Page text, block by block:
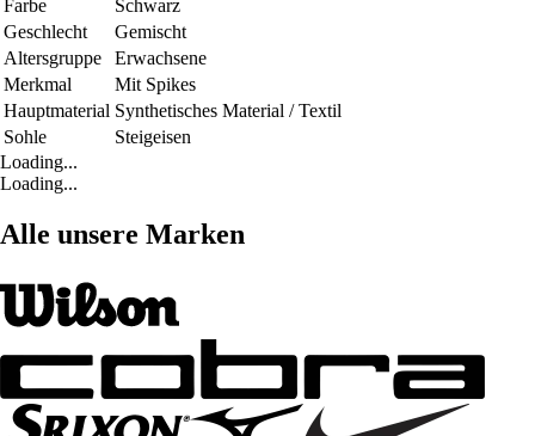
Farbe
Schwarz
Geschlecht
Gemischt
Altersgruppe
Erwachsene
Merkmal
Mit Spikes
Hauptmaterial Synthetisches Material / Textil
Sohle
Steigeisen
Loading...
Loading...
Alle unsere Marken